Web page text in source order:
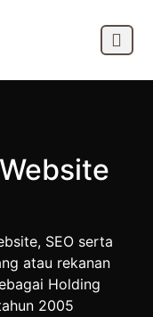
SEO serta
atau rekanan
Holding
2005